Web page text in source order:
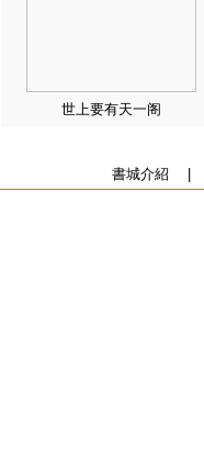
世上要有天一阁
書城介紹